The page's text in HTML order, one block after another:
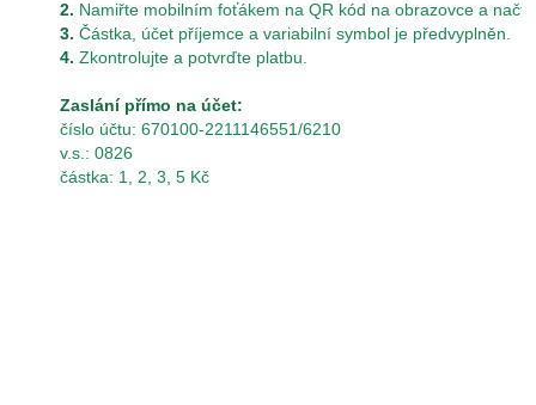
2. Namiřte mobilním foťákem na QR kód na obrazovce a
3. Částka, účet příjemce a variabilní symbol je předvyplněn.
4. Zkontrolujte a potvrďte platbu.
Zaslání přímo na účet:
číslo účtu: 670100-2211146551/6210
v.s.: 0826
částka: 1, 2, 3, 5 Kč